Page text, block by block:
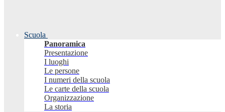
Scuola
Panoramica
Presentazione
I luoghi
Le persone
I numeri della scuola
Le carte della scuola
Organizzazione
La storia